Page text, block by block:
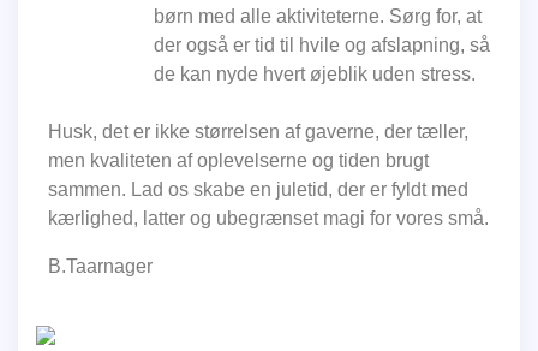
børn med alle aktiviteterne. Sørg for, at
der også er tid til hvile og afslapning, så
de kan nyde hvert øjeblik uden stress.
Husk, det er ikke størrelsen af ​​gaverne, der tæller,
men kvaliteten af ​​oplevelserne og tiden brugt
sammen. Lad os skabe en juletid, der er fyldt med
kærlighed, latter og ubegrænset magi for vores små.
B.Taarnager